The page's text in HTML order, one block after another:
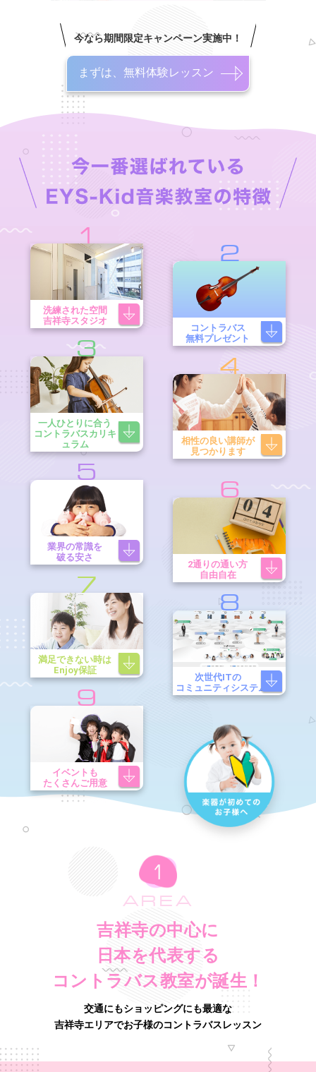
今なら期間限定キャンペーン実施中！
まずは、無料体験レッスン
1
洗練された空間
吉祥寺スタジオ
2
コントラバス
無料プレゼント
3
一人ひとりに合う
コントラバスカリキ
ュラム
4
相性の良い講師が
見つかります
5
業界の常識を
破る安さ
6
2通りの通い方
自由自在
7
満足できない時は
Enjoy保証
8
次世代ITの
コミュニティシステム
9
イベントも
たくさんご用意
AREA
吉祥寺の中心に
日本を代表する
コントラバス教室が誕生！
交通にもショッピングにも最適な
吉祥寺エリアでお子様のコントラバスレッスン